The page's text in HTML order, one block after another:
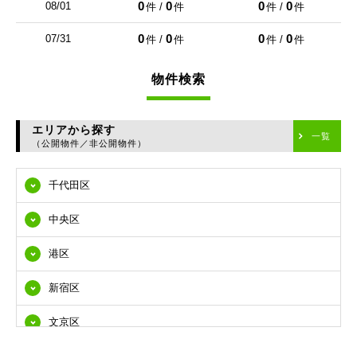
08/01 0件 / 0件 0件 / 0件
07/31 0件 / 0件 0件 / 0件
物件検索
エリアから探す
（公開物件／非公開物件）
一覧
千代田区
中央区
港区
新宿区
文京区